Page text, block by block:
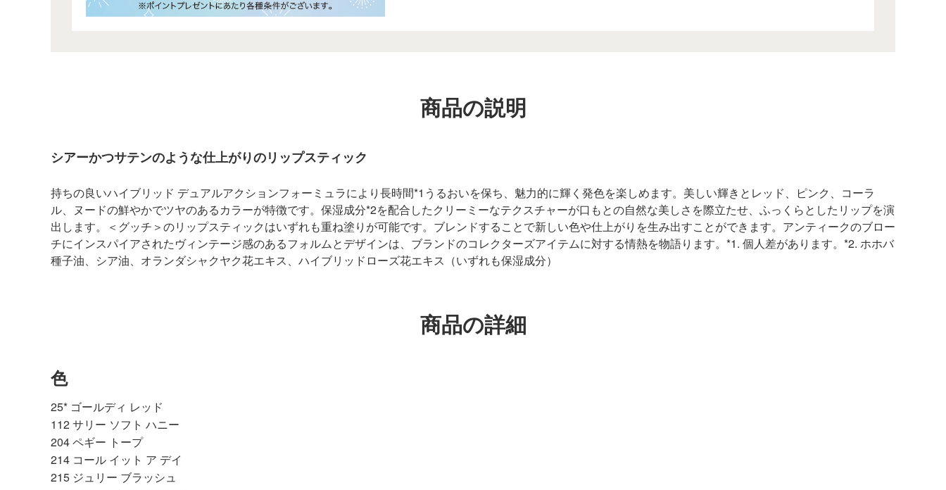
商品の説明
シアーかつサテンのような仕上がりのリップスティック
持ちの良いハイブリッド デュアルアクションフォーミュラにより長時間*1うるおいを保ち、魅力的に輝く発色を楽しめます。美しい輝きとレッド、ピンク、コーラ
ル、ヌードの鮮やかでツヤのあるカラーが特徴です。保湿成分*2を配合したクリーミーなテクスチャーが口もとの自然な美しさを際立たせ、ふっくらとしたリップを演
出します。＜グッチ＞のリップスティックはいずれも重ね塗りが可能です。ブレンドすることで新しい色や仕上がりを生み出すことができます。アンティークのブロー
チにインスパイアされたヴィンテージ感のあるフォルムとデザインは、ブランドのコレクターズアイテムに対する情熱を物語ります。*1. 個人差があります。*2. ホホバ
種子油、シア油、オランダシャクヤク花エキス、ハイブリッドローズ花エキス（いずれも保湿成分）
商品の詳細
色
25* ゴールディ レッド
112 サリー ソフト ハニー
204 ペギー トープ
214 コール イット ア デイ
215 ジュリー ブラッシュ